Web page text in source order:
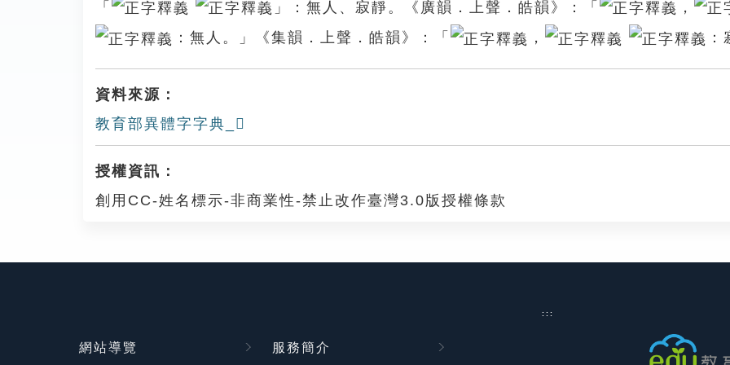
「 」：無人、寂靜。《廣韻．上聲．皓韻》：「
，
：無人。」《集韻．上聲．皓韻》：「
，
資料來源：
教育部異體字字典_𡂕
授權資訊：
創用CC-姓名標示-非商業性-禁止改作臺灣3.0版授權條款
:::
網站導覽 服務簡介